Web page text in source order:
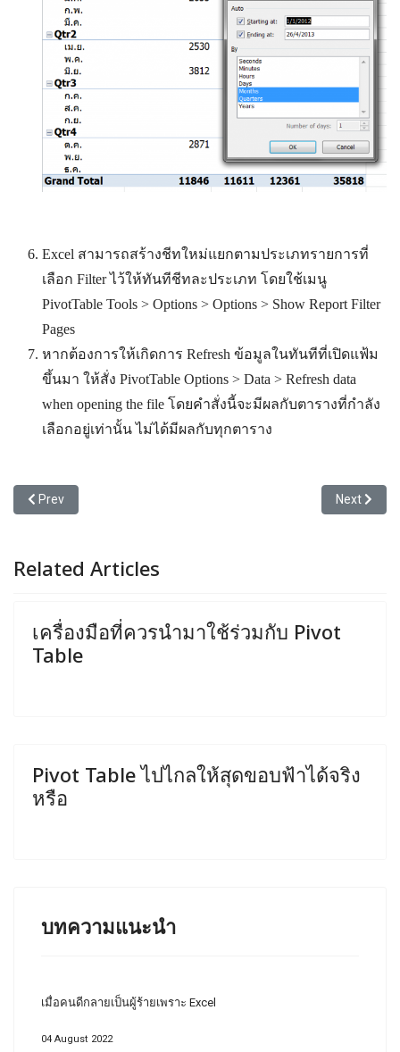
Excel สามารถสร้างชีทใหม่แยกตามประเภทรายการที่
เลือก Filter ไว้ให้ทันทีชีทละประเภท โดยใช้เมนู
PivotTable Tools > Options > Options > Show Report Filter
Pages
หากต้องการให้เกิดการ Refresh ข้อมูลในทันทีที่เปิดแฟ้ม
ขึ้นมา ให้สั่ง PivotTable Options > Data > Refresh data
when opening the file โดยคำสั่งนี้จะมีผลกับตารางที่กำลัง
เลือกอยู่เท่านั้น ไม่ได้มีผลกับทุกตาราง
Previous article: ขั้นตอนการสร้าง Pivot Table
Prev Next
Next
Related Articles
เครื่องมือที่ควรนำมาใช้ร่วมกับ Pivot
Table
Pivot Table ไปไกลให้สุดขอบฟ้าได้จริง
หรือ
บทความแนะนำ
เมื่อคนดีกลายเป็นผู้ร้ายเพราะ Excel
04 August 2022